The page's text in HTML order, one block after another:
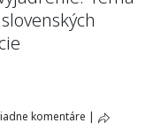
komentáre |